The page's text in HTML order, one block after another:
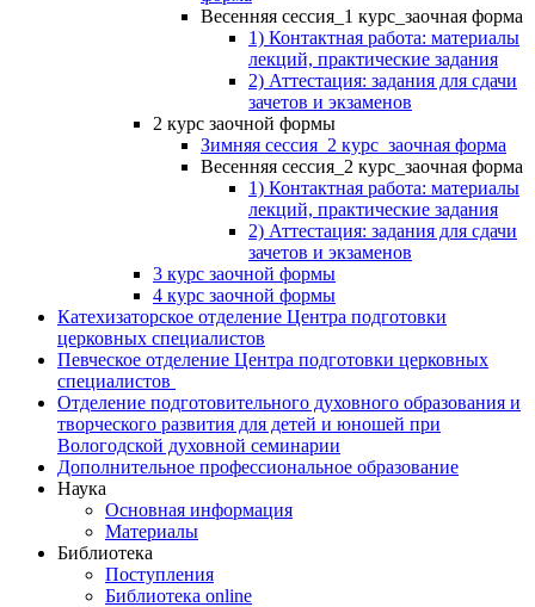
Весенняя сессия_1 курс_заочная форма
1) Контактная работа: материалы
лекций, практические задания
2) Аттестация: задания для сдачи
зачетов и экзаменов
2 курс заочной формы
Зимняя сессия_2 курс_заочная форма
Весенняя сессия_2 курс_заочная форма
1) Контактная работа: материалы
лекций, практические задания
2) Аттестация: задания для сдачи
зачетов и экзаменов
3 курс заочной формы
4 курс заочной формы
Катехизаторское отделение Центра подготовки
церковных специалистов
Певческое отделение Центра подготовки церковных
специалистов
Отделение подготовительного духовного образования и
творческого развития для детей и юношей при
Вологодской духовной семинарии
Дополнительное профессиональное образование
Наука
Основная информация
Материалы
Библиотека
Поступления
Библиотека online